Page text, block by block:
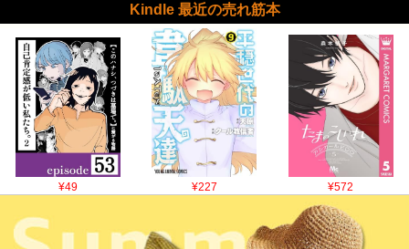
Kindle 最近の売れ筋本
¥49 ¥227 ¥572